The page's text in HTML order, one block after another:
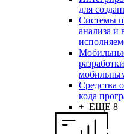
для
Системы
анализа и
Средства
кода
+ ЕЩЕ 8